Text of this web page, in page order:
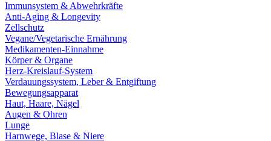
Immunsystem & Abwehrkräfte
Anti-Aging & Longevity
Zellschutz
Vegane/Vegetarische Ernährung
Medikamenten-Einnahme
Körper & Organe
Herz-Kreislauf-System
Verdauungssystem, Leber & Entgiftung
Bewegungsapparat
Haut, Haare, Nägel
Augen & Ohren
Lunge
Harnwege, Blase & Niere